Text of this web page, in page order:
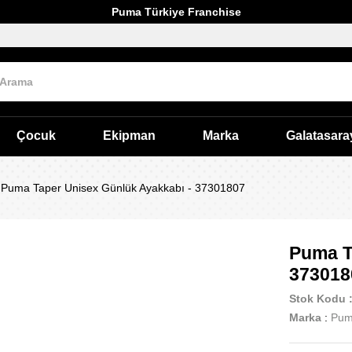
Puma Türkiye Franchise
Çocuk Ekipman Marka
Puma Taper Unisex Günlük Ayakkabı - 37301807
Puma
Stok Kodu
Marka :